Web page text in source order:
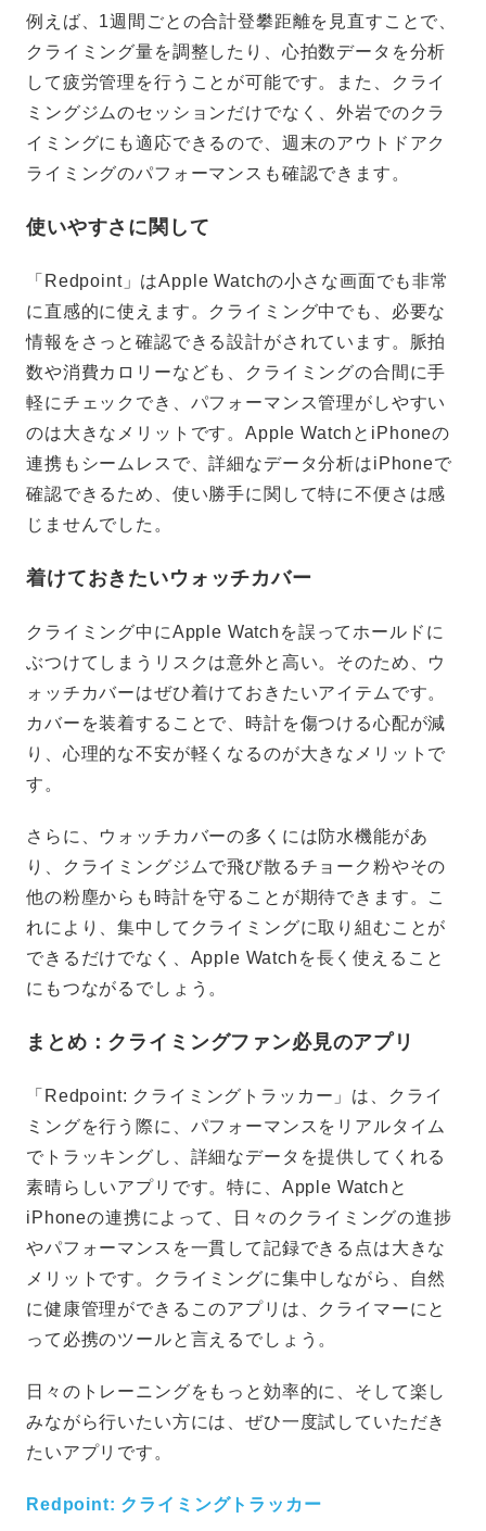
例えば、1週間ごとの合計登攀距離を見直すことで、
クライミング量を調整したり、心拍数データを分析
して疲労管理を行うことが可能です。また、クライ
ミングジムのセッションだけでなく、外岩でのクラ
イミングにも適応できるので、週末のアウトドアク
ライミングのパフォーマンスも確認できます。
使いやすさに関して
「Redpoint」はApple Watchの小さな画面でも非常
に直感的に使えます。クライミング中でも、必要な
情報をさっと確認できる設計がされています。脈拍
数や消費カロリーなども、クライミングの合間に手
軽にチェックでき、パフォーマンス管理がしやすい
のは大きなメリットです。Apple WatchとiPhoneの
連携もシームレスで、詳細なデータ分析はiPhoneで
確認できるため、使い勝手に関して特に不便さは感
じませんでした。
着けておきたいウォッチカバー
クライミング中にApple Watchを誤ってホールドに
ぶつけてしまうリスクは意外と高い。そのため、ウ
ォッチカバーはぜひ着けておきたいアイテムです。
カバーを装着することで、時計を傷つける心配が減
り、心理的な不安が軽くなるのが大きなメリットで
す。
さらに、ウォッチカバーの多くには防水機能があ
り、クライミングジムで飛び散るチョーク粉やその
他の粉塵からも時計を守ることが期待できます。こ
れにより、集中してクライミングに取り組むことが
できるだけでなく、Apple Watchを長く使えること
にもつながるでしょう。
まとめ：クライミングファン必見のアプリ
「Redpoint: クライミングトラッカー」は、クライ
ミングを行う際に、パフォーマンスをリアルタイム
でトラッキングし、詳細なデータを提供してくれる
素晴らしいアプリです。特に、Apple Watchと
iPhoneの連携によって、日々のクライミングの進捗
やパフォーマンスを一貫して記録できる点は大きな
メリットです。クライミングに集中しながら、自然
に健康管理ができるこのアプリは、クライマーにと
って必携のツールと言えるでしょう。
日々のトレーニングをもっと効率的に、そして楽し
みながら行いたい方には、ぜひ一度試していただき
たいアプリです。
Redpoint: クライミングトラッカー